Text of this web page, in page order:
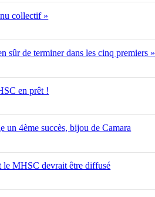
collectif »
sûr de terminer dans les cinq premiers »
en prêt !
4ème succès, bijou de Camara
le MHSC devrait être diffusé